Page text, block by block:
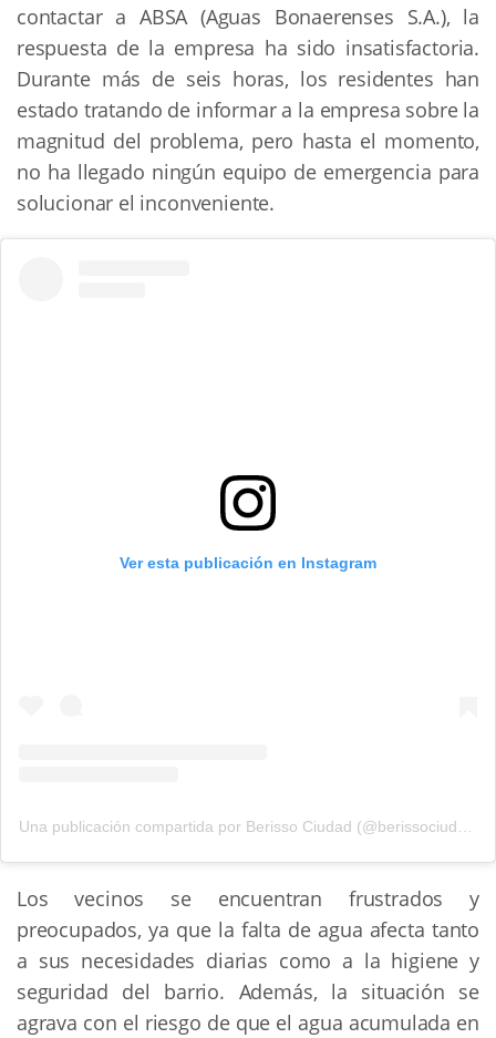
contactar a ABSA (Aguas Bonaerenses S.A.), la
respuesta de la empresa ha sido insatisfactoria.
Durante más de seis horas, los residentes han
estado tratando de informar a la empresa sobre la
magnitud del problema, pero hasta el momento,
no ha llegado ningún equipo de emergencia para
solucionar el inconveniente.
Ver esta publicación en Instagram
Una publicación compartida por Berisso Ciudad (@berissociudad)
Los vecinos se encuentran frustrados y
preocupados, ya que la falta de agua afecta tanto
a sus necesidades diarias como a la higiene y
seguridad del barrio. Además, la situación se
agrava con el riesgo de que el agua acumulada en